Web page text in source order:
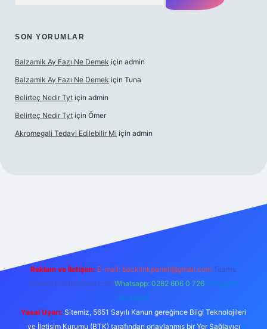
SON YORUMLAR
Balzamik Ay Fazı Ne Demek için admin
Balzamik Ay Fazı Ne Demek için Tuna
Belirteç Nedir Tyt için admin
Belirteç Nedir Tyt için Ömer
Akromegali Tedavi Edilebilir Mi için admin
Reklam ve İletişim: E-mail: backlinkpaneli@gmail.com Teams:
forumhizmeti@gmail.com Whatsapp: 0262 606 0 726 Telegram:
@karabul
Yasal Uyarı: Sitemiz, 5651 Sayılı Kanun gereğince Bilgi Teknolojileri
ve İletişim Kurumu (BTK) tarafından onaylanmış bir Yer Sağlayıcı